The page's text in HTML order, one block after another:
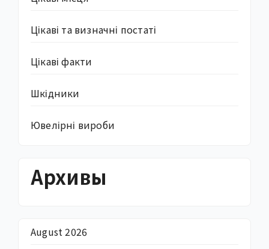
Цікаві та визначні постаті
Цікаві факти
Шкідники
Ювелірні вироби
Архивы
August 2026